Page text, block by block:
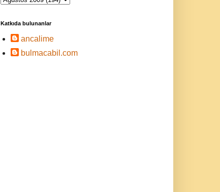
Katkıda bulunanlar
ancalime
bulmacabil.com